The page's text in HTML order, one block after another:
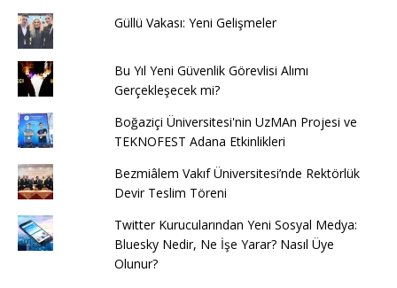
Güllü Vakası: Yeni Gelişmeler
Bu Yıl Yeni Güvenlik Görevlisi Alımı
Gerçekleşecek mi?
Boğaziçi Üniversitesi'nin UzMAn Projesi ve
TEKNOFEST Adana Etkinlikleri
Bezmiâlem Vakıf Üniversitesi’nde Rektörlük
Devir Teslim Töreni
Twitter Kurucularından Yeni Sosyal Medya:
Bluesky Nedir, Ne İşe Yarar? Nasıl Üye
Olunur?